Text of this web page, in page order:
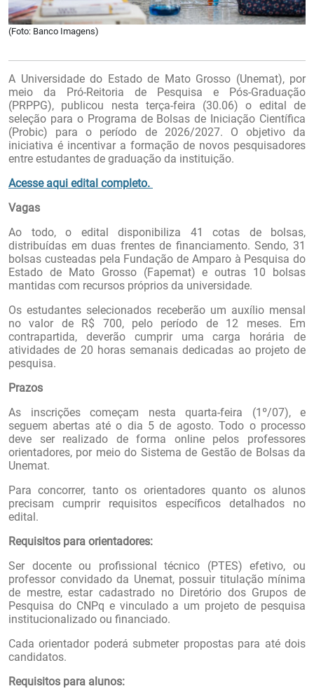
(Foto: Banco Imagens)
A Universidade do Estado de Mato Grosso (Unemat), por
meio da Pró-Reitoria de Pesquisa e Pós-Graduação
(PRPPG), publicou nesta terça-feira (30.06) o edital de
seleção para o Programa de Bolsas de Iniciação Científica
(Probic) para o período de 2026/2027. O objetivo da
iniciativa é incentivar a formação de novos pesquisadores
entre estudantes de graduação da instituição.
Acesse aqui edital completo.
Vagas
Ao todo, o edital disponibiliza 41 cotas de bolsas,
distribuídas em duas frentes de financiamento. Sendo, 31
bolsas custeadas pela Fundação de Amparo à Pesquisa do
Estado de Mato Grosso (Fapemat) e outras 10 bolsas
mantidas com recursos próprios da universidade.
Os estudantes selecionados receberão um auxílio mensal
no valor de R$ 700, pelo período de 12 meses. Em
contrapartida, deverão cumprir uma carga horária de
atividades de 20 horas semanais dedicadas ao projeto de
pesquisa.
Prazos
As inscrições começam nesta quarta-feira (1º/07), e
seguem abertas até o dia 5 de agosto. Todo o processo
deve ser realizado de forma online pelos professores
orientadores, por meio do Sistema de Gestão de Bolsas da
Unemat.
Para concorrer, tanto os orientadores quanto os alunos
precisam cumprir requisitos específicos detalhados no
edital.
Requisitos para orientadores:
Ser docente ou profissional técnico (PTES) efetivo, ou
professor convidado da Unemat, possuir titulação mínima
de mestre, estar cadastrado no Diretório dos Grupos de
Pesquisa do CNPq e vinculado a um projeto de pesquisa
institucionalizado ou financiado.
Cada orientador poderá submeter propostas para até dois
candidatos.
Requisitos para alunos: